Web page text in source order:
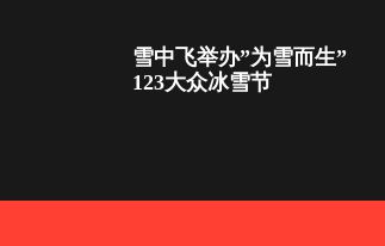
雪中飞举办”为雪而生”
123大众冰雪节